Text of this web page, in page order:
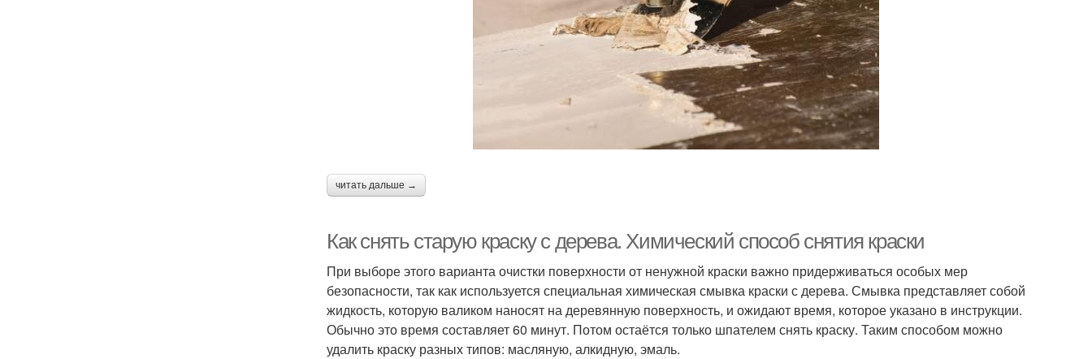
читать дальше →
Как снять старую краску с дерева. Химический способ снятия краски
При выборе этого варианта очистки поверхности от ненужной краски важно придерживаться особых мер
безопасности, так как используется специальная химическая смывка краски с дерева. Смывка представляет собой
жидкость, которую валиком наносят на деревянную поверхность, и ожидают время, которое указано в инструкции.
Обычно это время составляет 60 минут. Потом остаётся только шпателем снять краску. Таким способом можно
удалить краску разных типов: масляную, алкидную, эмаль.